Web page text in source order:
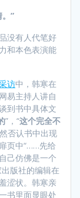
”
没有人代笔好
和本色表演能
访中，韩寒在
易主持人讲自
到书中具体文
”，“这个完全不
否认书中出现
页中“……先给
己仿佛是一个
版社的编辑在
涩状。韩寒亲
书里面显眼处